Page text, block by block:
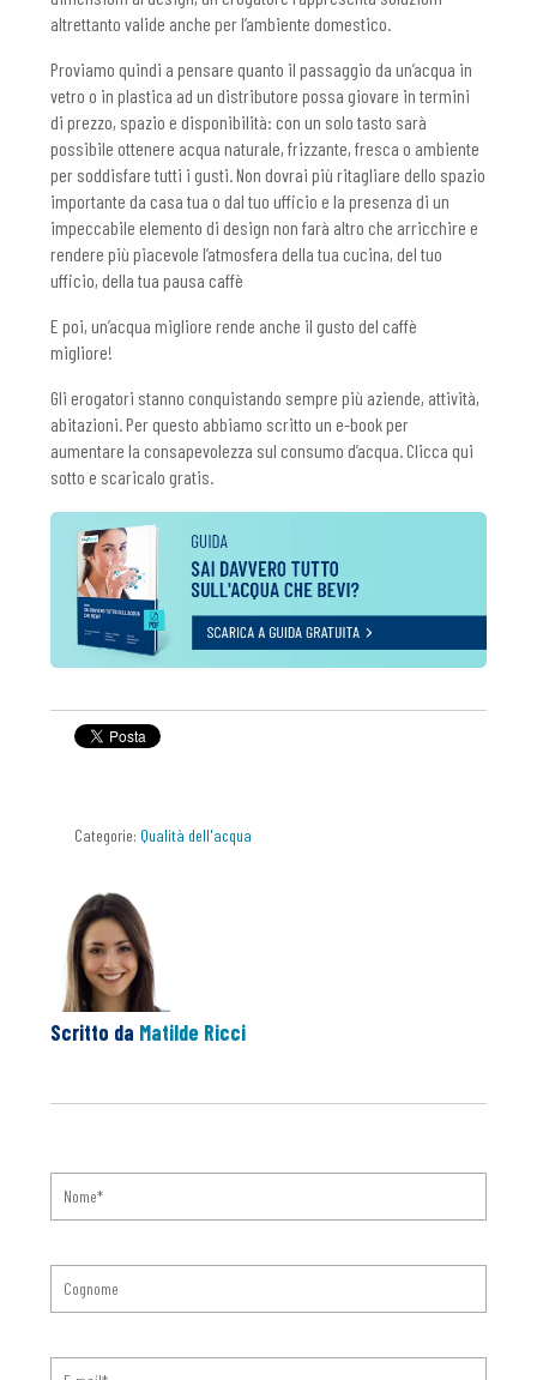
altrettanto valide anche per l’ambiente domestico.
Proviamo quindi a pensare quanto il passaggio da un’acqua in
vetro o in plastica ad un distributore possa giovare in termini
di prezzo, spazio e disponibilità: con un solo tasto sarà
possibile ottenere acqua naturale, frizzante, fresca o ambiente
per soddisfare tutti i gusti. Non dovrai più ritagliare dello spazio
importante da casa tua o dal tuo ufficio e la presenza di un
impeccabile elemento di design non farà altro che arricchire e
rendere più piacevole l’atmosfera della tua cucina, del tuo
ufficio, della tua pausa caffè
E poi, un’acqua migliore rende anche il gusto del caffè
migliore!
Gli erogatori stanno conquistando sempre più aziende, attività,
abitazioni. Per questo abbiamo scritto un e-book per
aumentare la consapevolezza sul consumo d’acqua. Clicca qui
sotto e scaricalo gratis.
Categorie: Qualità dell'acqua
Scritto da Matilde Ricci